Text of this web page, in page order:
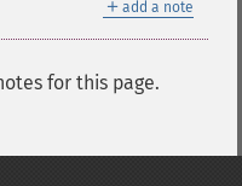
＋ add a note
for this page.